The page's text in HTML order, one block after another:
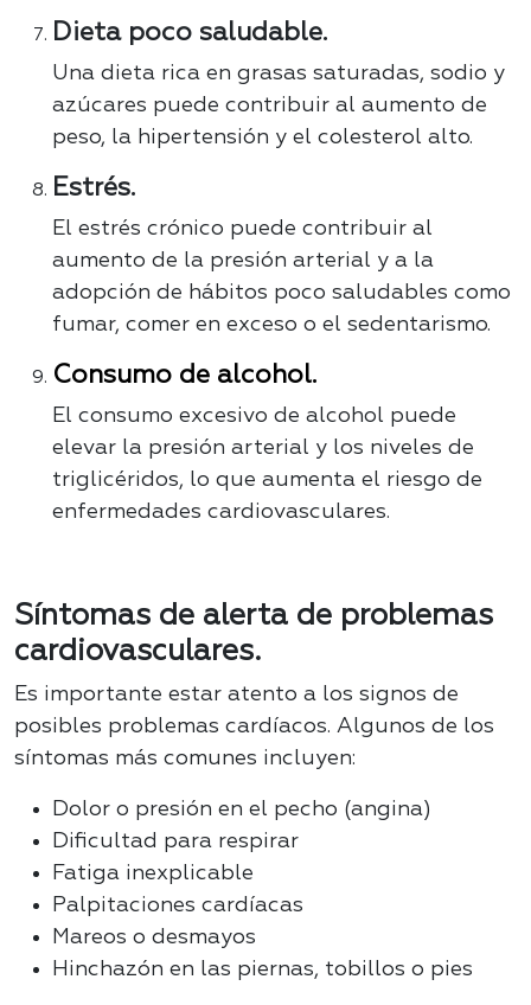
Dieta poco saludable.
Una dieta rica en grasas saturadas, sodio y
azúcares puede contribuir al aumento de
peso, la hipertensión y el colesterol alto.
Estrés.
El estrés crónico puede contribuir al
aumento de la presión arterial y a la
adopción de hábitos poco saludables como
fumar, comer en exceso o el sedentarismo.
Consumo de alcohol.
El consumo excesivo de alcohol puede
elevar la presión arterial y los niveles de
triglicéridos, lo que aumenta el riesgo de
enfermedades cardiovasculares.
Síntomas de alerta de problemas
cardiovasculares.
Es importante estar atento a los signos de
posibles problemas cardíacos. Algunos de los
síntomas más comunes incluyen:
Dolor o presión en el pecho (angina)
Dificultad para respirar
Fatiga inexplicable
Palpitaciones cardíacas
Mareos o desmayos
Hinchazón en las piernas, tobillos o pies